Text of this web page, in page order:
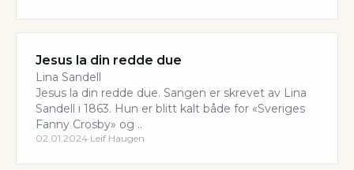
Jesus la din redde due
Lina Sandell
Jesus la din redde due. Sangen er skrevet av Lina
Sandell i 1863. Hun er blitt kalt både for «Sveriges
Fanny Crosby» og ..
02.01.2024·Leif Haugen